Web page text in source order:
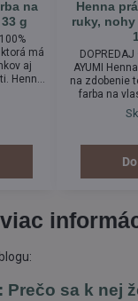
na
g
má
aj
Henna
vhodná
pri
Henna
ruky, nohy
AYUMI
na zdobenie
farba na
produkt,
prídavných
zložky
Získava sa
inermis,
Prečo sa k nej